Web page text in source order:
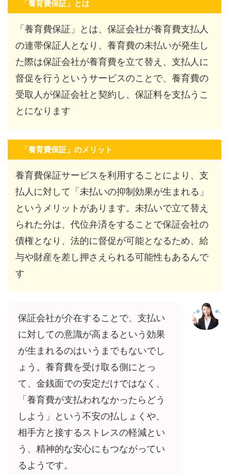
「養育費保証」とは
「養育費保証」とは、保証会社が養育費支払人
の連帯保証人となり、養育費の未払いが発生し
た際は保証会社が養育費を立て替え、支払人に
督促を行うというサービスのことで、養育費の
受取人が保証会社と契約し、保証料を支払うこ
とになります
「養育費保証」のメリット
養育費保証サービスを利用することにより、支
払人に対して「未払いの抑制効果が生まれる」
というメリットがあります。未払いで立て替え
られた分は、代位弁済をすることで保証会社の
債権となり、法的に督促が可能となるため、給
与や財産を差し押さえられる可能性もあるんで
す
保証会社が介在することで、支払い
に対しての意識が高まるという効果
が生まれるのはいうまでもないでし
ょう。養育費を受け取る側にとっ
て、金銭面での安定だけではなく、
「養育費が支払われなかったらどう
しよう」という不安の払しょくや、
相手方と接するストレスの軽減とい
う、精神的な安心にもつながってい
るようです。